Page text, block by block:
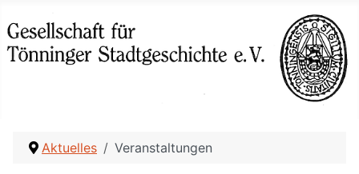
Aktuelles Veranstaltungen